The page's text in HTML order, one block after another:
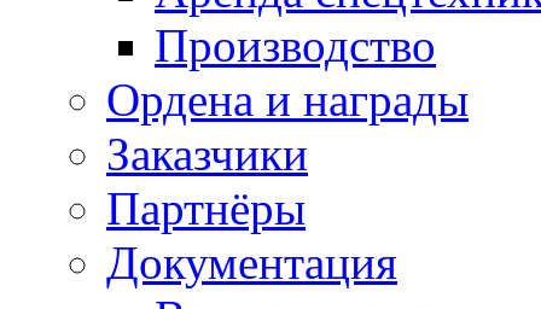
Производство
Ордена и награды
Заказчики
Партнёры
Документация